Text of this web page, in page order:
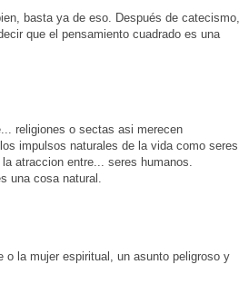
basta ya de eso. Después de catecismo,
que el pensamiento cuadrado es una
religiones o sectas asi merecen
impulsos naturales de la vida como seres
atraccion entre... seres humanos.
una cosa natural.
o la mujer espiritual, un asunto peligroso y